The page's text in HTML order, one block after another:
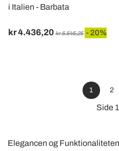
i Italien - Barbata
kr 4.436,20 kr 5.545,25 - 20%
1 2
Side
Elegancen og